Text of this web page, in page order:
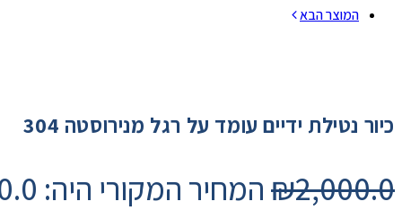
המוצר הבא
כיור נטילת ידיים עומד על רגל מנירוסטה 304
₪2,000.0 המחיר המקורי היה: ₪2,000.0.